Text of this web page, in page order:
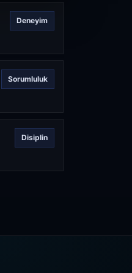
Deneyim
Sorumluluk
Disiplin